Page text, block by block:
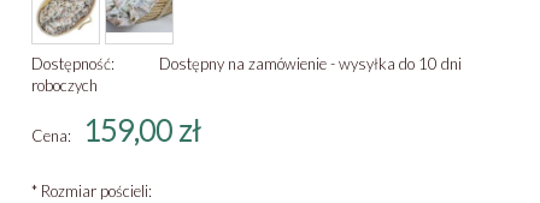
Dostępność:
Dostępny na zamówienie - wysyłka do 10 dni
roboczych
Cena: 159,00 zł
* Rozmiar pościeli: